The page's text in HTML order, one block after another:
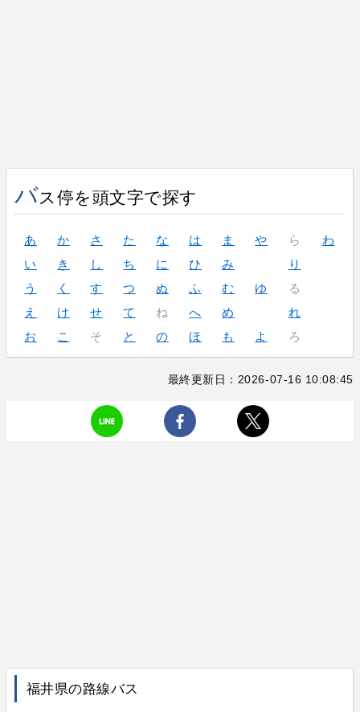
バス停を頭文字で探す
あ か さ た な は ま や ら
わ
い
き し ち に ひ み
り
う
く す つ ぬ ふ む ゆ
る
え
け せ て ね へ め
れ
お
こ そ と の ほ も よ ろ
最終更新日：2026-07-16 10:08:45
福井県の路線バス